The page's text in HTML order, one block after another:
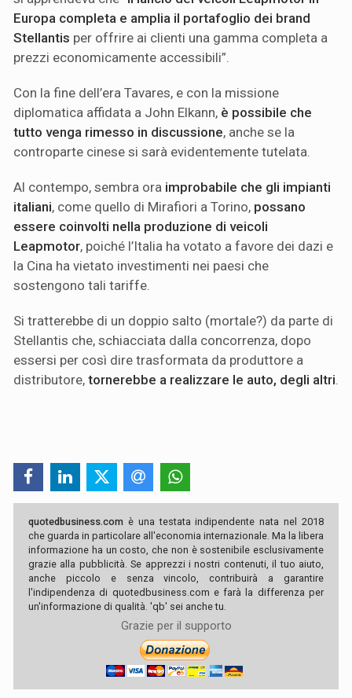
Europa completa e amplia il portafoglio dei brand
Stellantis per offrire ai clienti una gamma completa a
prezzi economicamente accessibili”.
Con la fine dell’era Tavares, e con la missione
diplomatica affidata a John Elkann, è possibile che
tutto venga rimesso in discussione, anche se la
controparte cinese si sarà evidentemente tutelata.
Al contempo, sembra ora improbabile che gli impianti
italiani, come quello di Mirafiori a Torino, possano
essere coinvolti nella produzione di veicoli
Leapmotor, poiché l’Italia ha votato a favore dei dazi e
la Cina ha vietato investimenti nei paesi che
sostengono tali tariffe.
Si tratterebbe di un doppio salto (mortale?) da parte di
Stellantis che, schiacciata dalla concorrenza, dopo
essersi per così dire trasformata da produttore a
distributore, tornerebbe a realizzare le auto, degli altri.
quotedbusiness.com è una testata indipendente nata nel 2018
che guarda in particolare all'economia internazionale. Ma la libera
informazione ha un costo, che non è sostenibile esclusivamente
grazie alla pubblicità. Se apprezzi i nostri contenuti, il tuo aiuto,
anche piccolo e senza vincolo, contribuirà a garantire
l'indipendenza di quotedbusiness.com e farà la differenza per
un'informazione di qualità. 'qb' sei anche tu.
Grazie per il supporto